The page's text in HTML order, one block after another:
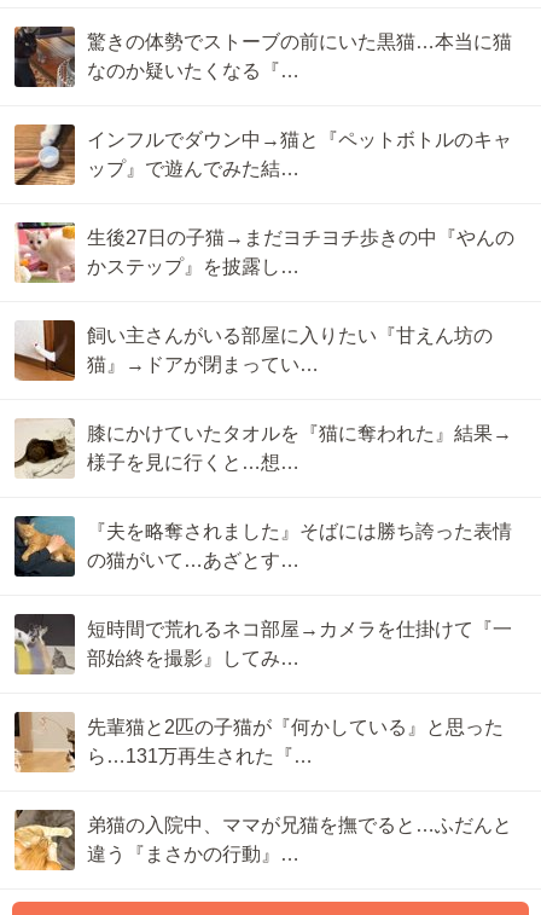
驚きの体勢でストーブの前にいた黒猫…本当に猫
なのか疑いたくなる『…
インフルでダウン中→猫と『ペットボトルのキャ
ップ』で遊んでみた結…
生後27日の子猫→まだヨチヨチ歩きの中『やんの
かステップ』を披露し…
飼い主さんがいる部屋に入りたい『甘えん坊の
猫』→ドアが閉まってい…
膝にかけていたタオルを『猫に奪われた』結果→
様子を見に行くと…想…
『夫を略奪されました』そばには勝ち誇った表情
の猫がいて…あざとす…
短時間で荒れるネコ部屋→カメラを仕掛けて『一
部始終を撮影』してみ…
先輩猫と2匹の子猫が『何かしている』と思った
ら…131万再生された『…
弟猫の入院中、ママが兄猫を撫でると…ふだんと
違う『まさかの行動』…